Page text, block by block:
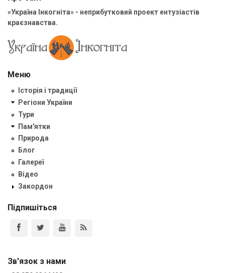
«Україна Інкогніта» - неприбутковий проект ентузіастів
краєзнавства.
Меню
Історія і традиції
Регіони України
Тури
Пам'ятки
Природа
Блог
Галереї
Відео
Закордон
Підпишіться
Зв'язок з нами